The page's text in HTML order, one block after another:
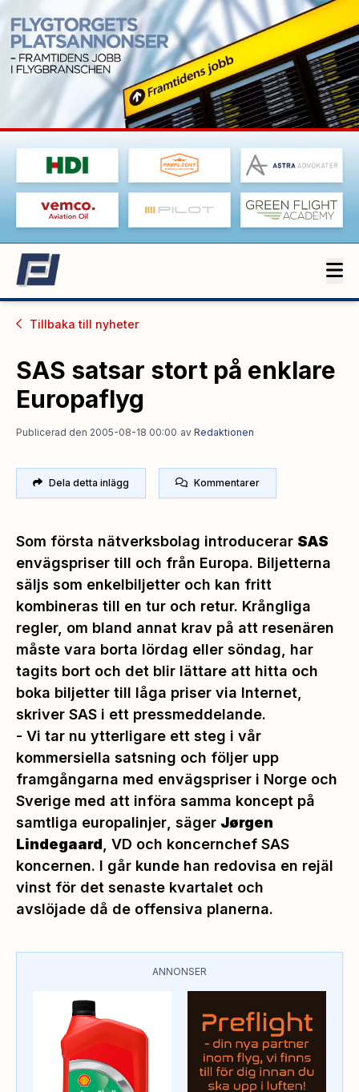
Tillbaka till nyheter
SAS satsar stort på enklare
Europaflyg
Publicerad den 2005-08-18 00:00 av Redaktionen
Dela detta inlägg Kommentarer
Som första nätverksbolag introducerar SAS
envägspriser till och från Europa. Biljetterna
säljs som enkelbiljetter och kan fritt
kombineras till en tur och retur. Krångliga
regler, om bland annat krav på att resenären
måste vara borta lördag eller söndag, har
tagits bort och det blir lättare att hitta och
boka biljetter till låga priser via Internet,
skriver SAS i ett pressmeddelande.
- Vi tar nu ytterligare ett steg i vår
kommersiella satsning och följer upp
framgångarna med envägspriser i Norge och
Sverige med att införa samma koncept på
samtliga europalinjer , säger Jørgen
Lindegaard , VD och koncernchef SAS
koncernen. I går kunde han redovisa en rejäl
vinst för det senaste kvartalet och
avslöjade då de offensiva planerna.
ANNONSER